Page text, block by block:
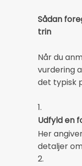
Sådan
trin
Når du
vurdering
det typisk
1.
Udfyld en
Her
detaljer
2.